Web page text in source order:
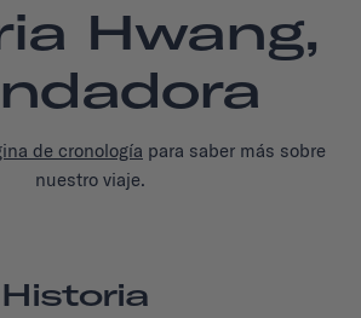
Hwang,
de cronología para saber más sobre
nuestro viaje.